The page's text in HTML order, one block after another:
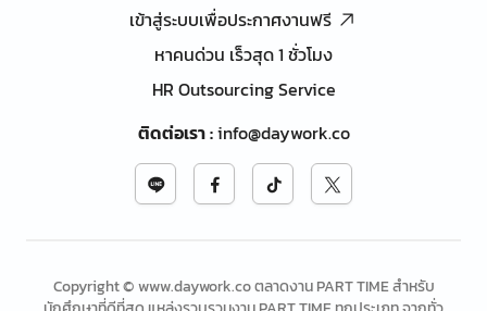
เข้าสู่ระบบเพื่อประกาศงานฟรี
หาคนด่วน เร็วสุด 1 ชั่วโมง
HR Outsourcing Service
ติดต่อเรา:info@daywork.co
Copyright © www.daywork.co ตลาดงาน PART TIME สำหรับ